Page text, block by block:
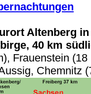
Altenberg
40 km
Frauenstein (18
Chemnitz